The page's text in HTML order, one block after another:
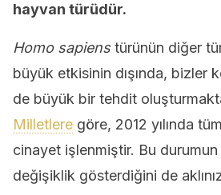
hayvan türüdür.
Homo sapienstürünün diğer
büyük etkisinin dışında, bizler
de büyük bir tehdit
Milletlere göre, 2012 yılında
cinayet işlenmiştir. Bu
değişiklik gösterdiğini de